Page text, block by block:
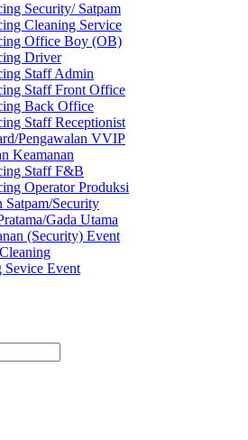
Security/ Satpam
Cleaning Service
Office Boy (OB)
Driver
Staff Admin
Staff Front Office
Back Office
Staff Receptionist
Pengawalan VVIP
Keamanan
Staff F&B
Operator Produksi
Satpam/Security
Gada Utama
(Security) Event
Sevice Event